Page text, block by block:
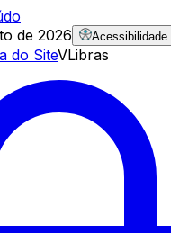
de 2026
Acessibilidade
do SiteVLibras